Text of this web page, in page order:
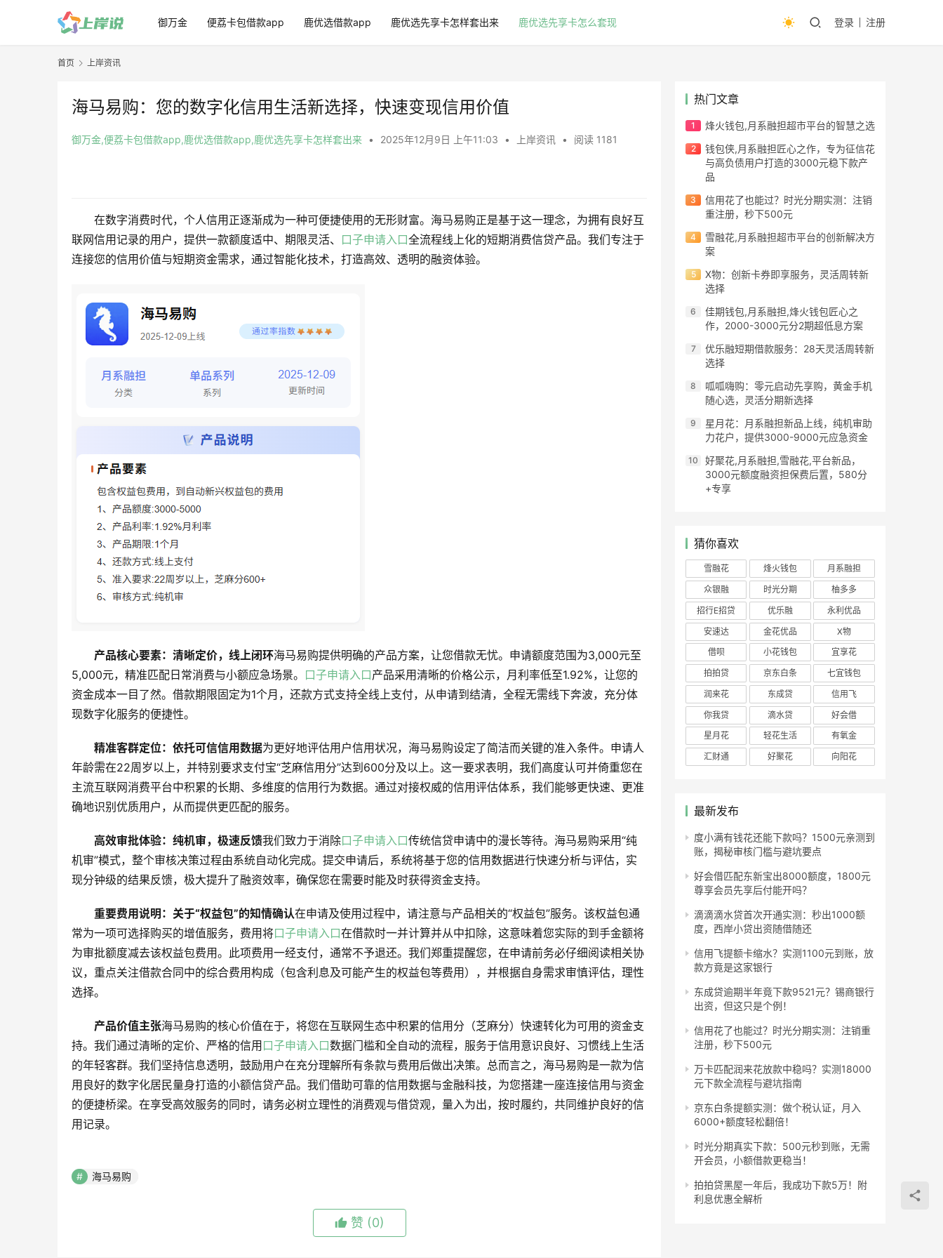
御万金 便荔卡包借款app 鹿优选借款app 鹿优选先享卡怎样套出来 鹿优选先享卡怎么套现 登录 注册
首页 上岸资讯
海马易购：您的数字化信用生活新选择，快速变现信用价值
御万金,便荔卡包借款app,鹿优选借款app,鹿优选先享卡怎样套出来 • 2025年12月9日 上午11:03 • 上岸资讯 • 阅读 1181
在数字消费时代，个人信用正逐渐成为一种可便捷使用的无形财富。海马易购正是基于这一理念，为拥有良好互
联网信用记录的用户，提供一款额度适中、期限灵活、 口子申请入口全流程线上化的短期消费信贷产品。我们专注于
连接您的信用价值与短期资金需求，通过智能化技术，打造高效、透明的融资体验。
产品核心要素：清晰定价，线上闭环海马易购提供明确的产品方案，让您借款无忧。申请额度范围为3,000元至
5,000元，精准匹配日常消费与小额应急场景。 口子申请入口产品采用清晰的价格公示，月利率低至1.92%，让您的
资金成本一目了然。借款期限固定为1个月，还款方式支持全线上支付，从申请到结清，全程无需线下奔波，充分体
现数字化服务的便捷性。
精准客群定位：依托可信信用数据为更好地评估用户信用状况，海马易购设定了简洁而关键的准入条件。申请人
年龄需在22周岁以上，并特别要求支付宝“芝麻信用分”达到600分及以上。这一要求表明，我们高度认可并倚重您在
主流互联网消费平台中积累的长期、多维度的信用行为数据。通过对接权威的信用评估体系，我们能够更快速、更准
确地识别优质用户，从而提供更匹配的服务。
高效审批体验：纯机审，极速反馈我们致力于消除口子申请入口传统信贷申请中的漫长等待。海马易购采用“纯
机审”模式，整个审核决策过程由系统自动化完成。提交申请后，系统将基于您的信用数据进行快速分析与评估，实
现分钟级的结果反馈，极大提升了融资效率，确保您在需要时能及时获得资金支持。
重要费用说明：关于“权益包”的知情确认在申请及使用过程中，请注意与产品相关的“权益包”服务。该权益包通
常为一项可选择购买的增值服务，费用将口子申请入口在借款时一并计算并从中扣除，这意味着您实际的到手金额将
为审批额度减去该权益包费用。此项费用一经支付，通常不予退还。我们郑重提醒您，在申请前务必仔细阅读相关协
议，重点关注借款合同中的综合费用构成（包含利息及可能产生的权益包等费用），并根据自身需求审慎评估，理性
选择。
产品价值主张海马易购的核心价值在于，将您在互联网生态中积累的信用分（芝麻分）快速转化为可用的资金支
持。我们通过清晰的定价、严格的信用 口子申请入口数据门槛和全自动的流程，服务于信用意识良好、习惯线上生活
的年轻客群。我们坚持信息透明，鼓励用户在充分理解所有条款与费用后做出决策。总而言之，海马易购是一款为信
用良好的数字化居民量身打造的小额信贷产品。我们借助可靠的信用数据与金融科技，为您搭建一座连接信用与资金
的便捷桥梁。在享受高效服务的同时，请务必树立理性的消费观与借贷观，量入为出，按时履约，共同维护良好的信
用记录。
海马易购
赞 (0)
热门文章
烽火钱包,月系融担超市平台的智慧之选
钱包侠,月系融担匠心之作，专为征信花
与高负债用户打造的3000元稳下款产
品​
信用花了也能过？时光分期实测：注销
重注册，秒下500元
雪融花,月系融担超市平台的创新解决方
案
X物：创新卡券即享服务，灵活周转新
选择
佳期钱包,月系融担,烽火钱包匠心之
作，2000-3000元分2期超低息方案​
优乐融短期借款服务：28天灵活周转新
选择
呱呱嗨购：零元启动先享购，黄金手机
随心选，灵活分期新选择
星月花：月系融担新品上线，纯机审助
力花户，提供3000-9000元应急资金​​
​​好聚花,月系融担,雪融花,平台新品，
3000元额度融资担保费后置，580分
+专享​
猜你喜欢
雪融花 烽火钱包
月系融担
众银融
时光分期
柚多多
招行E招贷
优乐融
永利优品
安速达
金花优品
X物
借呗
小花钱包
宜享花
拍拍贷
京东白条
七宜钱包
润来花
东成贷
信用飞
你我贷
滴水贷
好会借
星月花
轻花生活
有氧金
汇财通
好聚花 向阳花
最新发布
度小满有钱花还能下款吗？1500元亲测到
账，揭秘审核门槛与避坑要点
好会借匹配东新宝出8000额度，1800元
尊享会员先享后付能开吗？
滴滴滴水贷首次开通实测：秒出1000额
度，西岸小贷出资随借随还
信用飞提额卡缩水？实测1100元到账，放
款方竟是这家银行
东成贷逾期半年竟下款9521元？锡商银行
出资，但这只是个例！
信用花了也能过？时光分期实测：注销重
注册，秒下500元
万卡匹配润来花放款中稳吗？实测18000
元下款全流程与避坑指南
京东白条提额实测：做个税认证，月入
6000+额度轻松翻倍！
时光分期真实下款：500元秒到账，无需
开会员，小额借款更稳当！
拍拍贷黑屋一年后，我成功下款5万！附
利息优惠全解析